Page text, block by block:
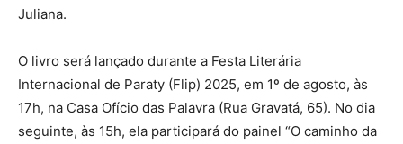
Juliana.
O livro será lançado durante a Festa Literária
Internacional de Paraty (Flip) 2025, em 1º de agosto, às
17h, na Casa Ofício das Palavra (Rua Gravatá, 65). No dia
seguinte, às 15h, ela participará do painel “O caminho da